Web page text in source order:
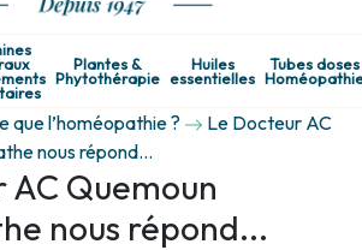
Plantes &
Phytothérapie
Huiles
essentielles
Tubes doses
que l’homéopathie ?
Le Docteur AC
nous répond...
AC Quemoun
nous répond...